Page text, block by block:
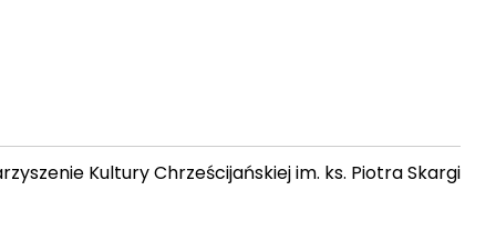
Kultury Chrześcijańskiej im. ks. Piotra Skargi